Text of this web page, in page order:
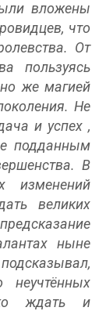
вложены
что
От
пользуясь
же магией
Не
и успех ,
подданным
В
изменений
великих
ныне
неучтённых
ждать и